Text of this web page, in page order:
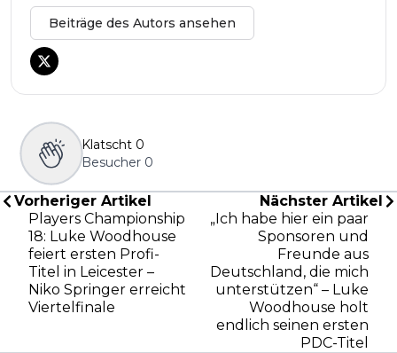
Beiträge des Autors ansehen
Klatscht 0
Besucher 0
Vorheriger Artikel
Players Championship
18: Luke Woodhouse
feiert ersten Profi-
Titel in Leicester –
Niko Springer erreicht
Viertelfinale
Nächster Artikel
„Ich habe hier ein paar
Sponsoren und
Freunde aus
Deutschland, die mich
unterstützen“ – Luke
Woodhouse holt
endlich seinen ersten
PDC-Titel